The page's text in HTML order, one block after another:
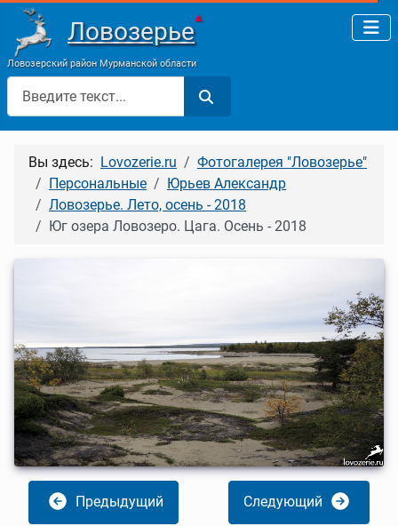
Ловозерье▲
Ловозерский район Мурманской области
Поиск
Вы здесь: Lovozerie.ru
Фотогалерея "Ловозерье"
Персональные
Юрьев Александр
Ловозерье. Лето, осень - 2018
Юг озера Ловозеро. Цага. Осень - 2018
Предыдущий Следующий